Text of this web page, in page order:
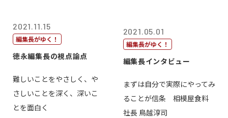
2021.11.15
編集長がゆく！
徳永編集長の視点論点
難しいことをやさしく、や
さしいことを深く、深いこ
とを面白く
2021.05.01
編集長がゆく！
編集長インタビュー
まずは自分で実際にやってみ
ることが信条 相模屋食料
社長 鳥越淳司